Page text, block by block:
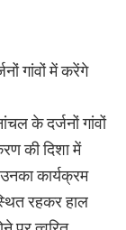
गांवों में करेंगे
के दर्जनों गांवों
की दिशा में
कार्यक्रम
रहकर हाल